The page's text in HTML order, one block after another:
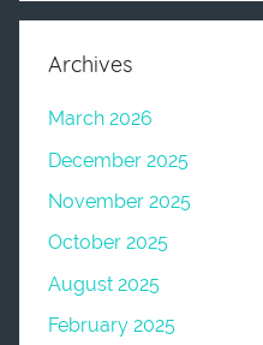
Archives
March 2026
December 2025
November 2025
October 2025
August 2025
February 2025